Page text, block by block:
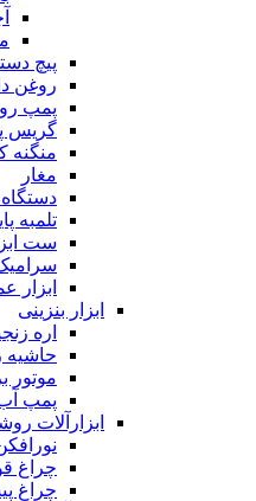
پیچ
روغن
پمپ
گریس
منگنه
مغار
تلمبه
ست
ابزار
ابزار بنزینی
اره
حاشیه
موتور
پمپ آب
ابزارآلات
چراغ
چراغ